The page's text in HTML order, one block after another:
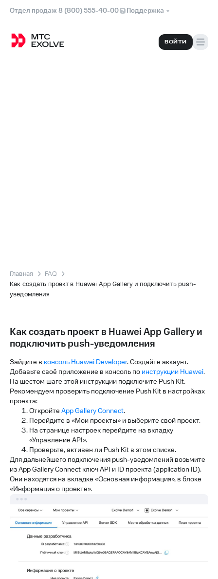
Отдел продаж 8 (800) 555-40-00 Поддержка
ВОЙТИ
Главная
FAQ
Как создать проект в Huawei App Gallery и подключить push-
уведомления
Как создать проект в Huawei App Gallery и
подключить push-уведомления
Зайдите в консоль Huawei Developer. Создайте аккаунт.
Добавьте своё приложение в консоль по инструкции Huawei.
На шестом шаге этой инструкции подключите Push Kit.
Рекомендуем проверить подключение Push Kit в настройках
проекта:
Откройте App Gallery Connect.
Перейдите в «Мои проекты» и выберите свой проект.
На странице настроек перейдите на вкладку
«Управление API».
Проверьте, активен ли Push Kit в этом списке.
Для дальнейшего подключения push-уведомлений возьмите
из App Gallery Connect ключ API и ID проекта (application ID).
Они находятся на вкладке «Основная информация», в блоке
«Информация о проекте».